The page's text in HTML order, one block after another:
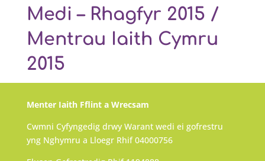
Medi – Rhagfyr 2015 /
Mentrau Iaith Cymru
2015
Menter Iaith Fflint a Wrecsam
Cwmni Cyfyngedig drwy Warant wedi ei gofrestru
yng Nghymru a Lloegr Rhif 04000756